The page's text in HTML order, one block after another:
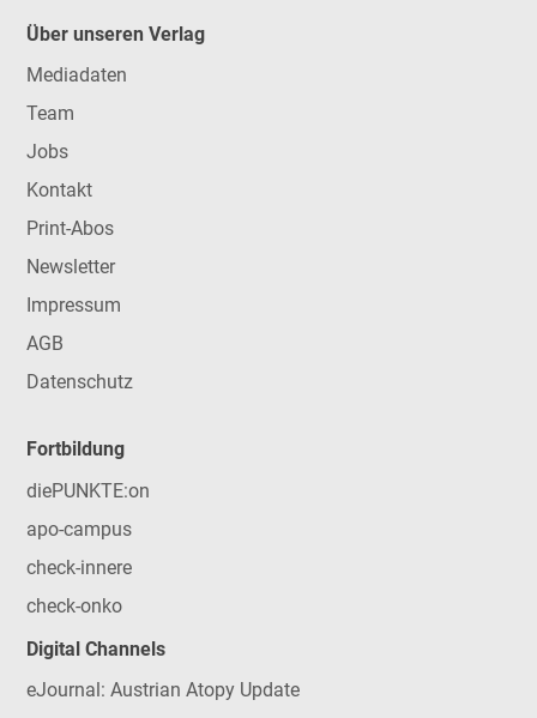
Über unseren Verlag
Mediadaten
Team
Jobs
Kontakt
Print-Abos
Newsletter
Impressum
AGB
Datenschutz
Fortbildung
diePUNKTE:on
apo-campus
check-innere
check-onko
Digital Channels
eJournal: Austrian Atopy Update